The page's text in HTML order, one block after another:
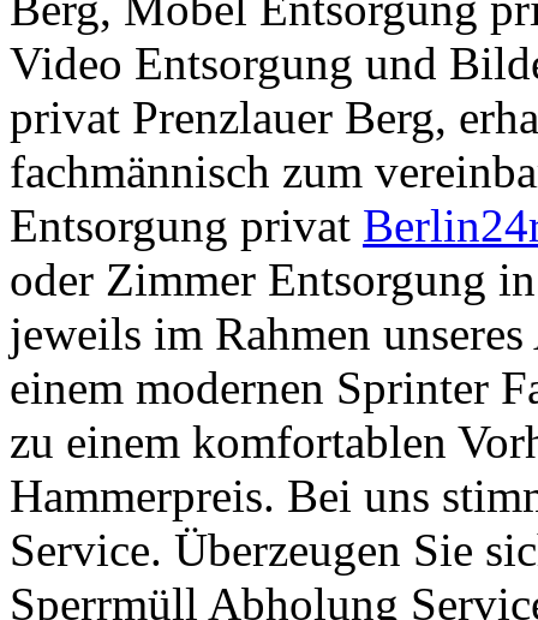
Video Entsorgung und
privat Prenzlauer Berg,
fachmännisch zum
Entsorgung privat
oder Zimmer Entsorgung
jeweils im Rahmen
einem modernen Sprinter
zu einem komfortablen
Hammerpreis. Bei uns
Service. Überzeugen Sie
Sperrmüll Abholung